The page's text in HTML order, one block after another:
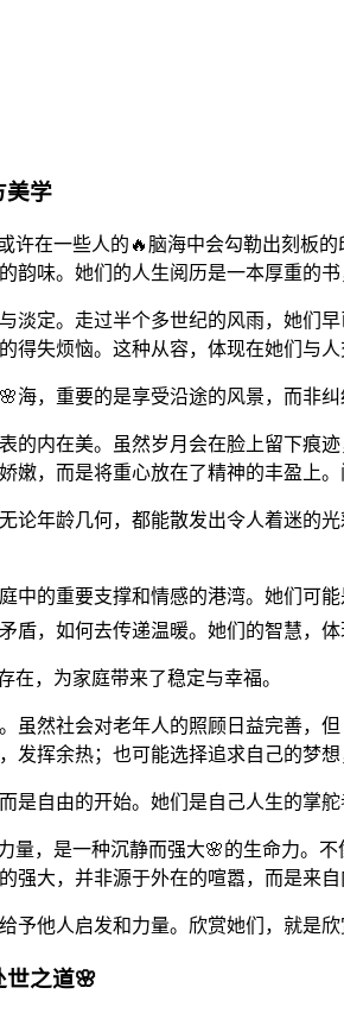
美学
许在一些人的🔥脑海中会勾勒出刻
韵味。她们的人生阅历是一本厚重的
淡定。走过半个多世纪的风雨，她们
得失烦恼。这种从容，体现在她们与
海，重要的是享受沿途的风景，而非纠
的内在美。虽然岁月会在脸上留下痕
嫩，而是将重心放在了精神的丰盈上
论年龄几何，都能散发出令人着迷的
中的重要支撑和情感的港湾。她们
盾，如何去传递温暖。她们的智慧，
在，为家庭带来了稳定与幸福。
虽然社会对老年人的照顾日益完善，
发挥余热；也可能选择追求自己的梦
是自由的开始。她们是自己人生的掌舵
量，是一种沉静而强大🌸的生命力。
强大，并非源于外在的喧嚣，而是来自
予他人启发和力量。欣赏她们，就是
世之道🌸